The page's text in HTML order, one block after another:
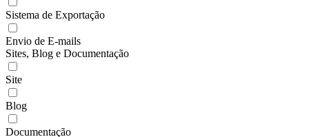
Sistema de Exportação
Envio de E-mails
Sites, Blog e Documentação
Site
Blog
Documentação